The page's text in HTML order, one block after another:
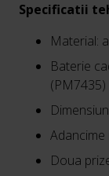
Specificatii
Material:
Baterie
(PM7435)
Adancime
Doua